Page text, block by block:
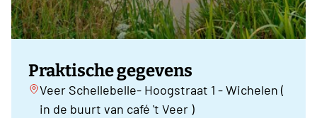
Praktische gegevens
Veer Schellebelle- Hoogstraat 1 - Wichelen (
in de buurt van café 't Veer )